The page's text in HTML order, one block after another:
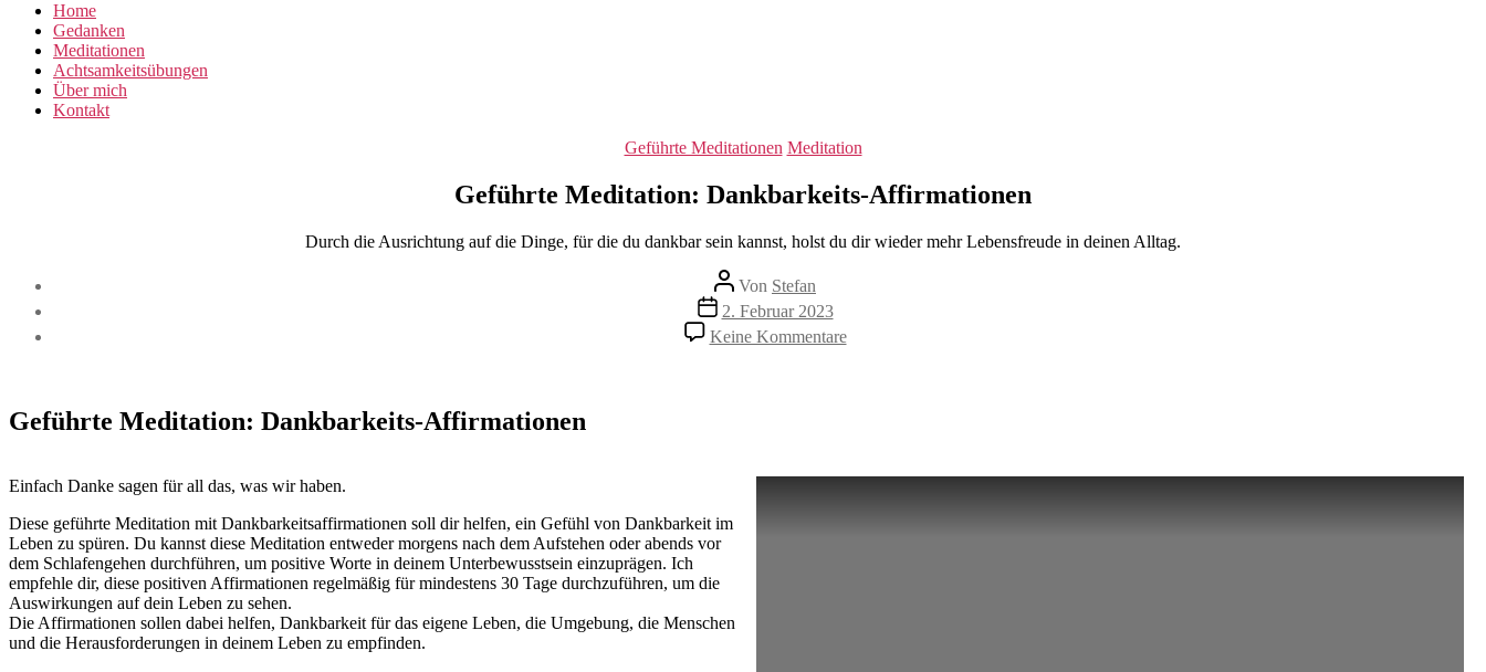
Home
Gedanken
Meditationen
Achtsamkeitsübungen
Über mich
Kontakt
Kategorien
Geführte Meditationen Meditation
Geführte Meditation: Dankbarkeits-Affirmationen
Durch die Ausrichtung auf die Dinge, für die du dankbar sein kannst, holst du dir wieder mehr Lebensfreude in deinen Alltag.
Beitragsautor
Von Stefan
Beitragsdatum
2. Februar 2023
Keine Kommentarezu
Geführte
Geführte Meditation: Dankbarkeits-Affirmationen
Einfach Danke sagen für all das, was wir haben.
Diese geführte Meditation mit Dankbarkeitsaffirmationen soll dir helfen, ein Gefühl von Dankbarkeit im
Leben zu spüren. Du kannst diese Meditation entweder morgens nach dem Aufstehen oder abends vor
dem Schlafengehen durchführen, um positive Worte in deinem Unterbewusstsein einzuprägen. Ich
empfehle dir, diese positiven Affirmationen regelmäßig für mindestens 30 Tage durchzuführen, um die
Auswirkungen auf dein Leben zu sehen.
Die Affirmationen sollen dabei helfen, Dankbarkeit für das eigene Leben, die Umgebung, die Menschen
und die Herausforderungen in deinem Leben zu empfinden.